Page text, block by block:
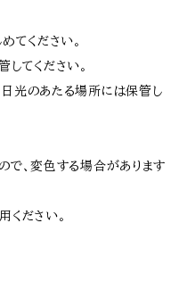
てください。
てください。
光のあたる場所には保管し
で、変色する場合があります
ください。